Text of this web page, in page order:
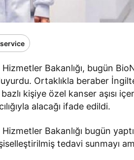
Bakanlığı, bugün
Ortaklıkla beraber
kişiye özel kanser aşısı
alacağı ifade edildi.
Bakanlığı bugün
tedavi sunmayı